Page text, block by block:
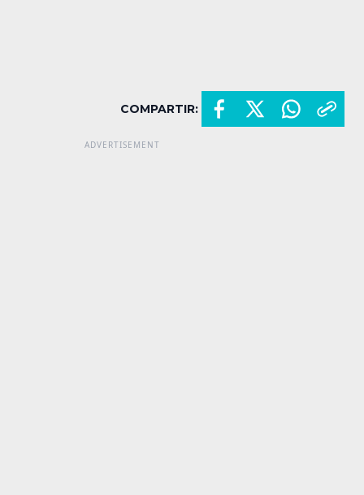
COMPARTIR: